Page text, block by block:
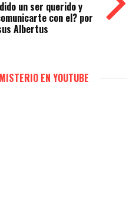
un ser querido y
con el? por
Albertus
EN YOUTUBE